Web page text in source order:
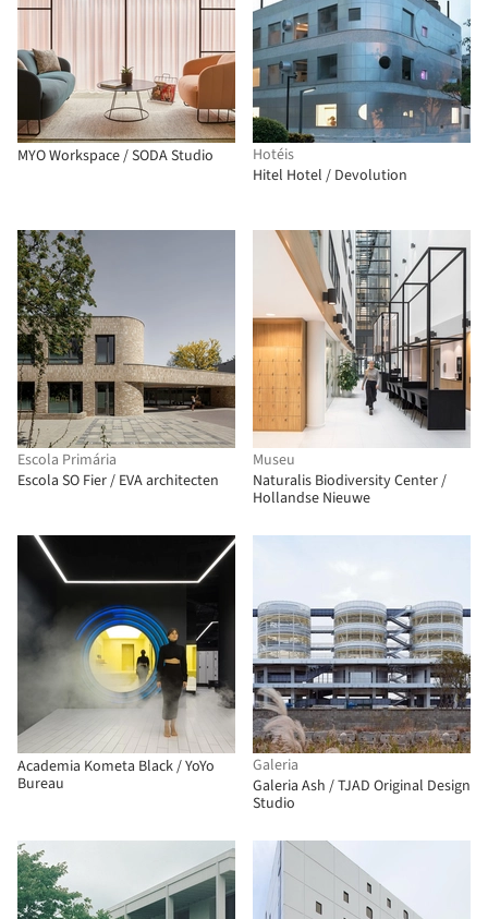
MYO Workspace / SODA Studio
Hotéis
Hitel Hotel / Devolution
Escola Primária
Escola SO Fier / EVA architecten
Museu
Naturalis Biodiversity Center /
Hollandse Nieuwe
Academia Kometa Black / YoYo
Bureau
Galeria
Galeria Ash / TJAD Original Design
Studio